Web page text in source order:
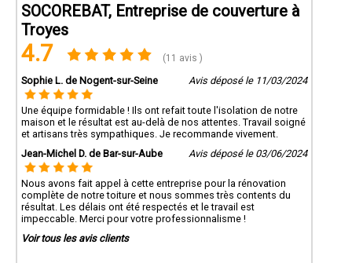
SOCOREBAT, Entreprise de couverture à
Troyes
4.7 (11 avis )
Sophie L. de Nogent-sur-Seine Avis déposé le 11/03/2024
Une équipe formidable ! Ils ont refait toute l'isolation de notre
maison et le résultat est au-delà de nos attentes. Travail soigné
et artisans très sympathiques. Je recommande vivement.
Jean-Michel D. de Bar-sur-Aube
Avis déposé le 03/06/2024
Nous avons fait appel à cette entreprise pour la rénovation
complète de notre toiture et nous sommes très contents du
résultat. Les délais ont été respectés et le travail est
impeccable. Merci pour votre professionnalisme !
Voir tous les avis clients